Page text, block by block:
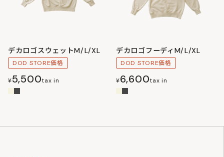
デカロゴスウェットM/L/XL
DOD STORE価格
¥5,500tax in
デカロゴフーディM/L/XL
DOD STORE価格
¥6,600tax in